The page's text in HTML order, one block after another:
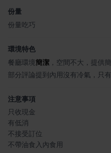
份量
份量吃巧
環境特色
餐廳環境簡潔 ，空間不大，提供
部分評論提到內用沒有冷氣，只有
注意事項
只收現金
有低消
不接受訂位
不帶油食入內食用